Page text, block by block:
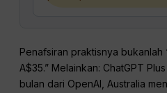
Penafsiran praktisnya bukanlah
A$35.” Melainkan: ChatGPT
bulan dari OpenAI, Australia